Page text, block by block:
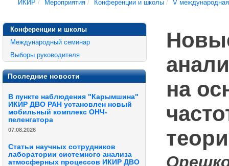
ИКИР / Мероприятия / Конференции и школы / V
Конференции и школы
Международный семинар
Выборы руководителя
Последние новости
В пункте наблюдения "Карымшина"
ИКИР ДВО РАН установлен новый
мобильный комплекс ОНЧ-
пеленгатора
07.08.2026
Статьи научных сотрудников
лаборатории системного анализа
атмосферных процессов ИКИР ДВО
на